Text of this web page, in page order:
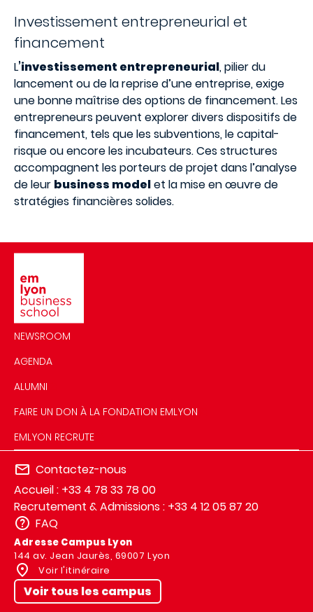
Investissement entrepreneurial et
financement
L’investissement entrepreneurial, pilier du
lancement ou de la reprise d’une entreprise, exige
une bonne maîtrise des options de financement. Les
entrepreneurs peuvent explorer divers dispositifs de
financement, tels que les subventions, le capital-
risque ou encore les incubateurs. Ces structures
accompagnent les porteurs de projet dans l’analyse
de leur business modelet la mise en œuvre de
stratégies financières solides.
NEWSROOM
AGENDA
ALUMNI
FAIRE UN DON À LA FONDATION EMLYON
EMLYON RECRUTE
Contactez-nous
Accueil : +33 4 78 33 78 00
Recrutement & Admissions : +33 4 12 05 87 20
FAQ
Adresse Campus Lyon
144 av. Jean Jaurès, 69007 Lyon
Voir l'itinéraire
Voir tous les campus